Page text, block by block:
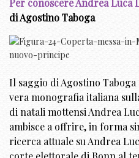
Per conoscere Andrea Luca
di Agostino Taboga
Il saggio di Agostino
vera monografia italiana
di natali mottensi Andrea
ambisce a offrire, in forma
ricerca attuale su Andrea